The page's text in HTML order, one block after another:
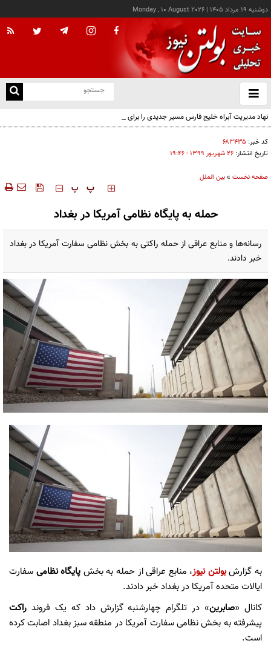
دوشنبه ۱۹ مرداد ۱۴۰۵ |
Monday , 10 August 2026
باز
و
نهاد مدیریت آبراه خلیج فارس مسیر جدیدی را برای ثبت درخواست متقاضیان معرفی کرد
کد خبر: ۶۸۳۴۳۵
تاریخ انتشار: ۲۶ شهريور ۱۳۹۹ - ۱۹:۴۶
صفحه نخست »بین الملل
‍‍‍ پ پ
حمله به پایگاه نظامی آمریکا در بغداد
رسانه‌ها و منابع عراقی از حمله راکتی به بخش نظامی سفارت آمریکا در بغداد
خبر دادند.
به گزارشبولتن نیوز، منابع عراقی از حمله به بخش پایگاه نظامی سفارت
ایالات متحده آمریکا در بغداد خبر دادند.
کانال «صابرین» در تلگرام چهارشنبه گزارش داد که یک فروند راکت
پیشرفته به بخش نظامی سفارت آمریکا در منطقه سبز بغداد اصابت کرده
است.